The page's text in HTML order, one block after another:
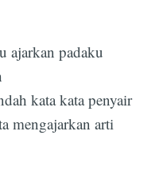
ajarkan padaku
kata kata penyair
mengajarkan arti